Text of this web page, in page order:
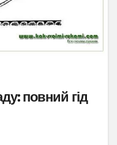
повний гід